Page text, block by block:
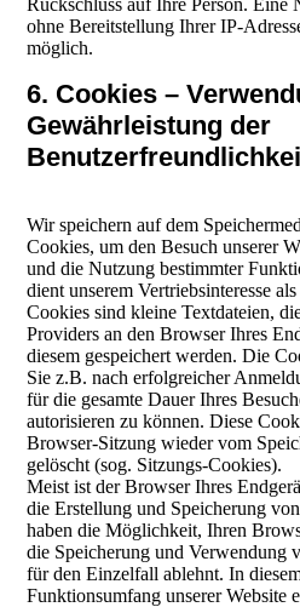
Rückschluss auf Ihre Person. Eine
ohne Bereitstellung Ihrer IP-
möglich.
6. Cookies –
Gewährleistung der
Wir speichern auf dem
Cookies, um den Besuch unserer
und die Nutzung bestimmter
dient unserem Vertriebsinteresse
Cookies sind kleine Textdateien,
Providers an den Browser Ihres
diesem gespeichert werden. Die
Sie z.B. nach erfolgreicher
für die gesamte Dauer Ihres
autorisieren zu können. Diese
Browser-Sitzung wieder vom
gelöscht (sog. Sitzungs-Cookies).
Meist ist der Browser Ihres
die Erstellung und Speicherung
haben die Möglichkeit, Ihren
die Speicherung und Verwendung
für den Einzelfall ablehnt. In
Funktionsumfang unserer Website